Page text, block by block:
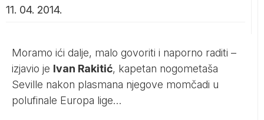
11. 04. 2014.
Moramo ići dalje, malo govoriti i naporno raditi –
izjavio je Ivan Rakitić, kapetan nogometaša
Seville nakon plasmana njegove momčadi u
polufinale Europa lige…